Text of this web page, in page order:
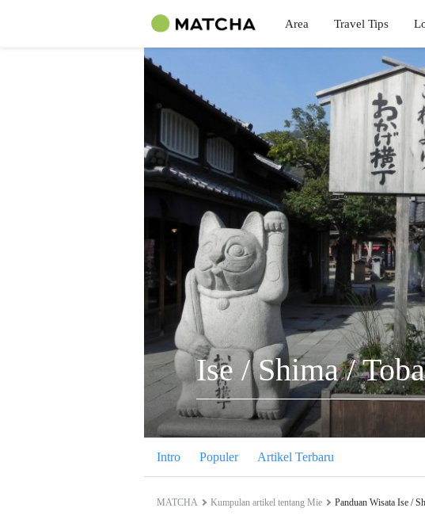
Area Travel Tips
Ise / Shima / Toba
Intro Populer Artikel Terbaru
MATCHA Kumpulan artikel tentang Mie Panduan Wisata Ise /